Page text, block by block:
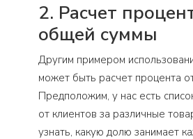
2. Расчет
общей суммы
Другим примером
может быть расчет процента
Предположим, у нас есть
от клиентов за различные
узнать, какую долю занимает